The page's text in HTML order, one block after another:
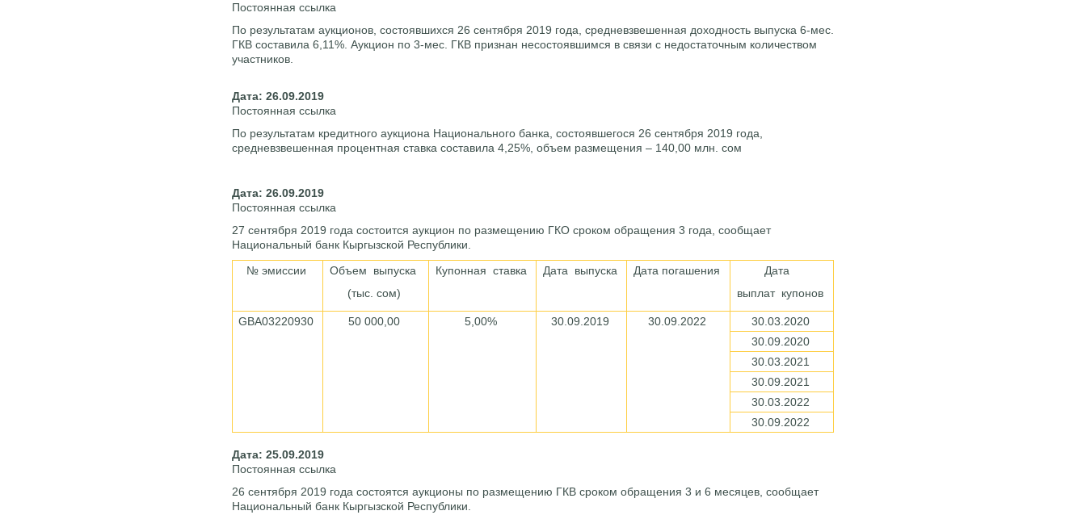
Постоянная ссылка
По результатам аукционов, состоявшихся 26 сентября 2019 года, средневзвешенная доходность выпуска 6-мес.
ГКВ составила 6,11%. Аукцион по 3-мес. ГКВ признан несостоявшимся в связи c недостаточным количеством
участников.
Дата: 26.09.2019
Постоянная ссылка
По результатам кредитного аукциона Национального банка, состоявшегося 26 сентября 2019 года,
средневзвешенная процентная ставка составила 4,25%, объем размещения – 140,00 млн. сом
Дата: 26.09.2019
Постоянная ссылка
27 сентября 2019 года состоится аукцион по размещению ГКО сроком обращения 3 года, сообщает
Национальный банк Кыргызской Республики.
№ эмиссии
Объем выпуска
(тыс. сом)
Купонная ставка Дата выпуска Дата погашения
Дата
выплат купонов
GBA03220930 50 000,00 5,00% 30.09.2019 30.09.2022
30.03.2020
30.09.2020
30.03.2021
30.09.2021
30.03.2022
30.09.2022
Дата: 25.09.2019
Постоянная ссылка
26 сентября 2019 года состоятся аукционы по размещению ГКВ сроком обращения 3 и 6 месяцев, сообщает
Национальный банк Кыргызской Республики.